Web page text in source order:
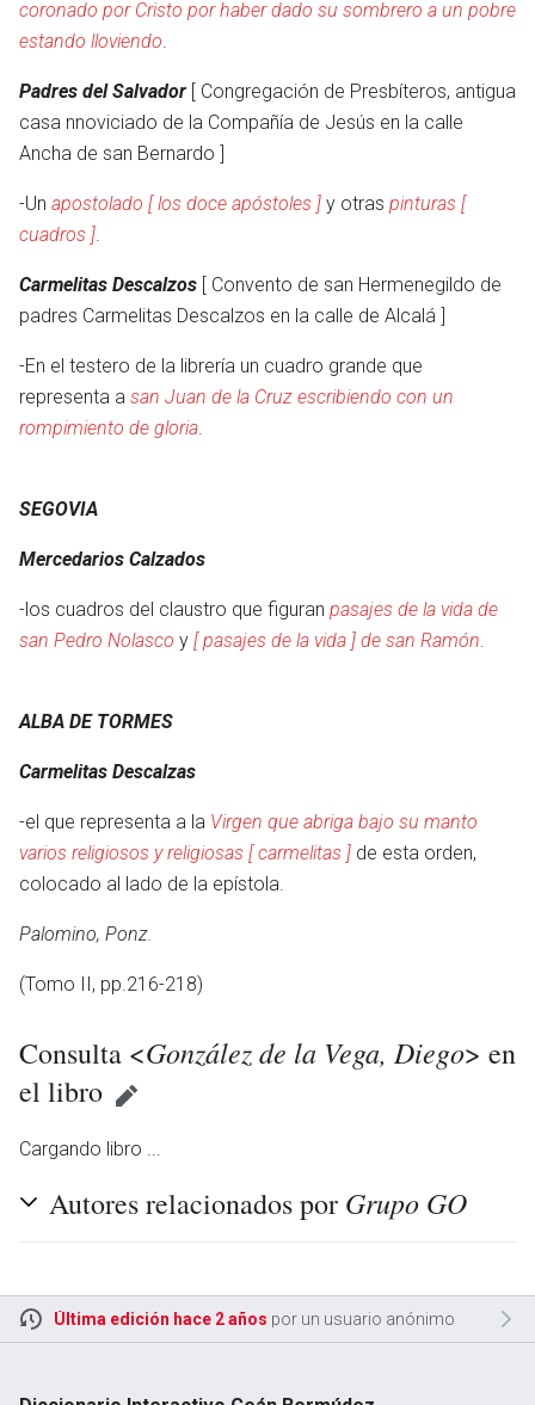
otro
coronado por Cristo por haber dado su sombrero a un pobre
estando lloviendo.
Padres del Salvador [ Congregación de Presbíteros, antigua
casa nnoviciado de la Compañía de Jesús en la calle
Ancha de san Bernardo ]
-Un apostolado [ los doce apóstoles ] y otras pinturas [
cuadros ].
Carmelitas Descalzos [ Convento de san Hermenegildo de
padres Carmelitas Descalzos en la calle de Alcalá ]
-En el testero de la librería un cuadro grande que
representa a san Juan de la Cruz escribiendo con un
rompimiento de gloria.
SEGOVIA
Mercedarios Calzados
-los cuadros del claustro que figuran pasajes de la vida de
san Pedro Nolasco y [ pasajes de la vida ] de san Ramón.
ALBA DE TORMES
Carmelitas Descalzas
-el que representa a la Virgen que abriga bajo su manto
varios religiosos y religiosas [ carmelitas ] de esta orden,
colocado al lado de la epístola.
Palomino, Ponz.
(Tomo II, pp.216-218)
Consulta <González de la Vega, Diego> en
el libro
Cargando libro ...
Autores relacionados por Grupo GO
Última edición hace 2 años por un usuario anónimo